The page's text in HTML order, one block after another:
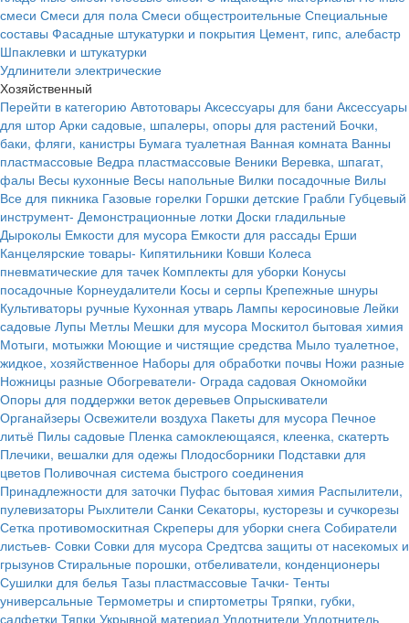
смеси Смеси для пола Смеси общестроительные Специальные
составы Фасадные штукатурки и покрытия Цемент, гипс, алебастр
Шпаклевки и штукатурки
Удлинители электрические
Хозяйственный
Перейти в категорию Автотовары Аксессуары для бани Аксессуары
для штор Арки садовые, шпалеры, опоры для растений Бочки,
баки, фляги, канистры Бумага туалетная Ванная комната Ванны
пластмассовые Ведра пластмассовые Веники Веревка, шпагат,
фалы Весы кухонные Весы напольные Вилки посадочные Вилы
Все для пикника Газовые горелки Горшки детские Грабли Губцевый
инструмент- Демонстрационные лотки Доски гладильные
Дыроколы Емкости для мусора Емкости для рассады Ерши
Канцелярские товары- Кипятильники Ковши Колеса
пневматические для тачек Комплекты для уборки Конусы
посадочные Корнеудалители Косы и серпы Крепежные шнуры
Культиваторы ручные Кухонная утварь Лампы керосиновые Лейки
садовые Лупы Метлы Мешки для мусора Москитол бытовая химия
Мотыги, мотыжки Моющие и чистящие средства Мыло туалетное,
жидкое, хозяйственное Наборы для обработки почвы Ножи разные
Ножницы разные Обогреватели- Ограда садовая Окномойки
Опоры для поддержки веток деревьев Опрыскиватели
Органайзеры Освежители воздуха Пакеты для мусора Печное
литьё Пилы садовые Пленка самоклеющаяся, клеенка, скатерть
Плечики, вешалки для одежы Плодосборники Подставки для
цветов Поливочная система быстрого соединения
Принадлежности для заточки Пуфас бытовая химия Распылители,
пулевизаторы Рыхлители Санки Секаторы, кусторезы и сучкорезы
Сетка противомоскитная Скреперы для уборки снега Собиратели
листьев- Совки Совки для мусора Средтсва защиты от насекомых и
грызунов Стиральные порошки, отбеливатели, конденционеры
Сушилки для белья Тазы пластмассовые Тачки- Тенты
универсальные Термометры и спиртометры Тряпки, губки,
салфетки Тяпки Укрывной материал Уплотнители Уплотнитель